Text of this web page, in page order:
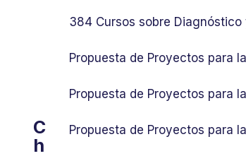
C
h
384 Cursos sobre Diagnóstico
Propuesta de Proyectos para
Propuesta de Proyectos para
Propuesta de Proyectos para